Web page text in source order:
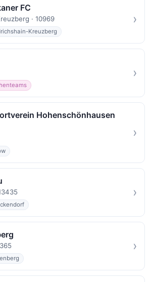
FC
· 10969
Kreuzberg
›
›
Hohenschönhausen
›
›
›